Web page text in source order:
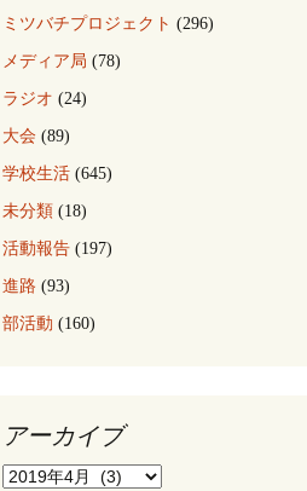
ミツバチプロジェクト (296)
メディア局 (78)
ラジオ (24)
大会 (89)
学校生活 (645)
未分類 (18)
活動報告 (197)
進路 (93)
部活動 (160)
アーカイブ
ア